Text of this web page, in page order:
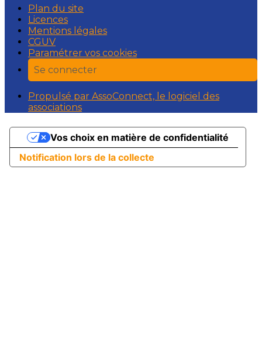
Plan du site
Licences
Mentions légales
CGUV
Paramétrer vos cookies
Se connecter
Propulsé par AssoConnect, le logiciel des
associations
Notification lors de la collecte
Vos choix en matière de confidentialité